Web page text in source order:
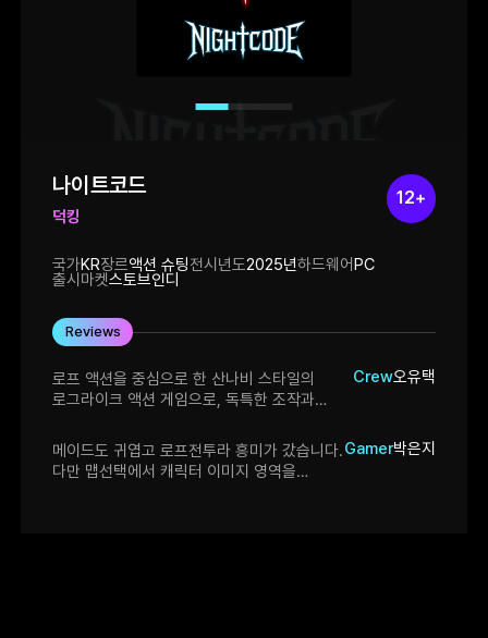
12+
나이트코드
덕킹
국가KR장르액션 슈팅전시년도2025년하드웨어PC
출시마켓스토브인디
Reviews
로프 액션을 중심으로 한 산나비 스타일의
로그라이크 액션 게임으로, 독특한 조작과
발생한 버그로 인해 추가 플레이가 불가능했던
점은 아쉬웠습니다. 현장에서 이어서 플레이해
보겠습니다.
Crew오유택
메이드도 귀엽고 로프전투라 흥미가 갔습니다.
다만 맵선택에서 캐릭터 이미지 영역을
Gamer박은지